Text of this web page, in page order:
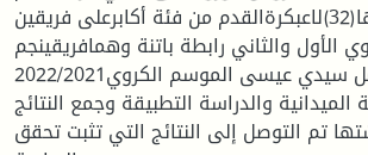
،علىعينةقدرها(32)لاعبكرةالقدم من فئة أكابرعلى فريقين
الأول والثاني رابطة باتنة وهمافريقينجم
ولاد دراج و أمل سيدي عيسى الموسم الكروي2022/2021
الميدانية والدراسة التطبيقة وجمع النتائج
تم التوصل إلى النتائج التي تثبت تحقق